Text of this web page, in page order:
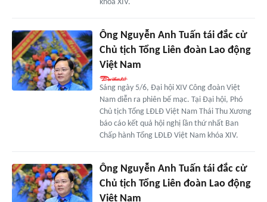
khóa XIV.
Ông Nguyễn Anh Tuấn tái đắc cử
Chủ tịch Tổng Liên đoàn Lao động
Việt Nam
Sáng ngày 5/6, Đại hội XIV Công đoàn Việt
Nam diễn ra phiên bế mạc. Tại Đại hội, Phó
Chủ tịch Tổng LĐLĐ Việt Nam Thái Thu Xương
báo cáo kết quả hội nghị lần thứ nhất Ban
Chấp hành Tổng LĐLĐ Việt Nam khóa XIV.
Ông Nguyễn Anh Tuấn tái đắc cử
Chủ tịch Tổng Liên đoàn Lao động
Việt Nam